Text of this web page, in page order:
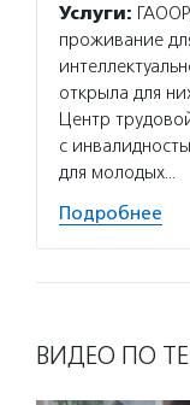
Услуги:
проживание
открыла для
Центр
с
для молодых…
Подробнее
ВИДЕО ПО